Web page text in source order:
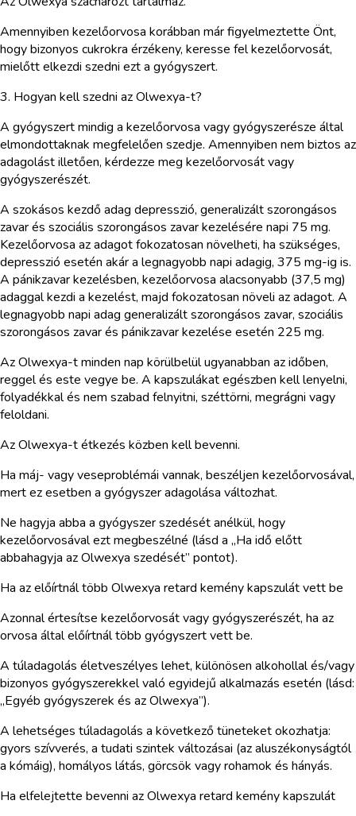
Amennyiben kezelőorvosa korábban már figyelmeztette Önt,
hogy bizonyos cukrokra érzékeny, keresse fel kezelőorvosát,
mielőtt elkezdi szedni ezt a gyógyszert.
3. Hogyan kell szedni az Olwexya-t?
A gyógyszert mindig a kezelőorvosa vagy gyógyszerésze által
elmondottaknak megfelelően szedje. Amennyiben nem biztos az
adagolást illetően, kérdezze meg kezelőorvosát vagy
gyógyszerészét.
A szokásos kezdő adag depresszió, generalizált szorongásos
zavar és szociális szorongásos zavar kezelésére napi 75 mg.
Kezelőorvosa az adagot fokozatosan növelheti, ha szükséges,
depresszió esetén akár a legnagyobb napi adagig, 375 mg-ig is.
A pánikzavar kezelésben, kezelőorvosa alacsonyabb (37,5 mg)
adaggal kezdi a kezelést, majd fokozatosan növeli az adagot. A
legnagyobb napi adag generalizált szorongásos zavar, szociális
szorongásos zavar és pánikzavar kezelése esetén 225 mg.
Az Olwexya-t minden nap körülbelül ugyanabban az időben,
reggel és este vegye be. A kapszulákat egészben kell lenyelni,
folyadékkal és nem szabad felnyitni, széttörni, megrágni vagy
feloldani.
Az Olwexya-t étkezés közben kell bevenni.
Ha máj- vagy veseproblémái vannak, beszéljen kezelőorvosával,
mert ez esetben a gyógyszer adagolása változhat.
Ne hagyja abba a gyógyszer szedését anélkül, hogy
kezelőorvosával ezt megbeszélné (lásd a „Ha idő előtt
abbahagyja az Olwexya szedését” pontot).
Ha az előírtnál több Olwexya retard kemény kapszulát vett be
Azonnal értesítse kezelőorvosát vagy gyógyszerészét, ha az
orvosa által előírtnál több gyógyszert vett be.
A túladagolás életveszélyes lehet, különösen alkohollal és/vagy
bizonyos gyógyszerekkel való egyidejű alkalmazás esetén (lásd:
„Egyéb gyógyszerek és az Olwexya”).
A lehetséges túladagolás a következő tüneteket okozhatja:
gyors szívverés, a tudati szintek változásai (az aluszékonyságtól
a kómáig), homályos látás, görcsök vagy rohamok és hányás.
Ha elfelejtette bevenni az Olwexya retard kemény kapszulát